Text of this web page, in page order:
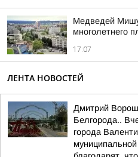
Медведей
многолетнего
17:07
ЛЕНТА НОВОСТЕЙ
Дмитрий
Белгорода..
города